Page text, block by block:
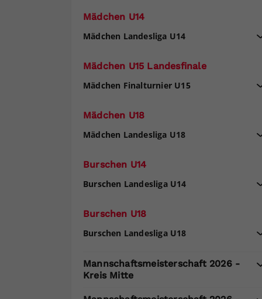
Mädchen U14
Mädchen Landesliga U14
Mädchen U15 Landesfinale
Mädchen Finalturnier U15
Mädchen U18
Mädchen Landesliga U18
Burschen U14
Burschen Landesliga U14
Burschen U18
Burschen Landesliga U18
Mannschaftsmeisterschaft 2026 -
Kreis Mitte